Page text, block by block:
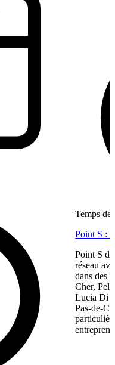
Temps de
Point S :
Point S
réseau
dans des
Cher,
Lucia Di
Pas-de-